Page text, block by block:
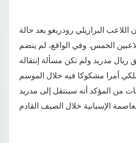
البرازيلي رودريغو يعد حالة
الخمس. وفي الواقع، لم ينضم
ريال مدريد ولم تكن مسألة إنتقاله
أمرا مشكوكا فيه خلال الموسم
من المؤكد أنه سينتقل إلى مدريد